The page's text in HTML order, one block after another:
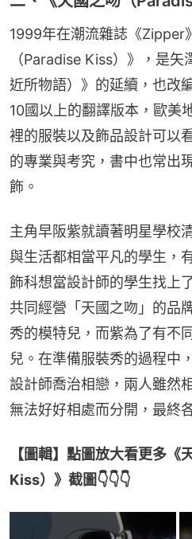
1999年在潮流雜誌《Zipper
（Paradise Kiss）》，是
近所物語）》的延續，也改
10國以上的翻譯版本，歐美
裡的服裝以及飾品設計可以
的專業與考究，書中也常出
飾。
主角早阪紫就讀著明星學校
與生活都相當平凡的學生，
飾科想當設計師的學生找上
共同經營「天國之吻」的品
秀的模特兒，而紫為了有不
兒。在準備服裝秀的過程中
設計師喬治相戀，兩人雖然
無法好好相處而分開，最終
【圖輯】點圖放大看更多《
Kiss）》截圖👇👇👇